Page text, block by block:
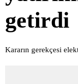
getirdi
Kararın gerekçesi